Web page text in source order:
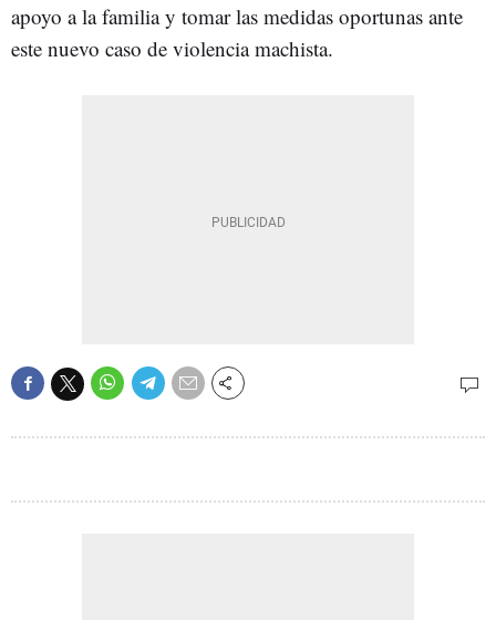
apoyo a la familia y tomar las medidas oportunas ante
este nuevo caso de violencia machista.